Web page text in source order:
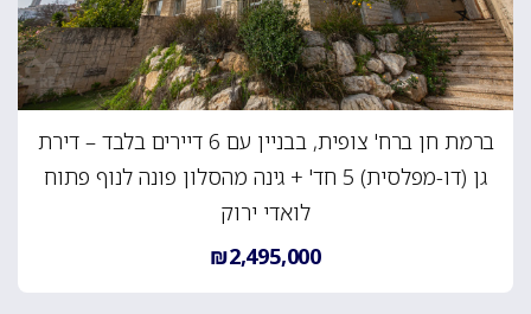
ברמת חן ברח' צופית, בבניין עם 6 דיירים בלבד – דירת
גן (דו-מפלסית) 5 חד' + גינה מהסלון פונה לנוף פתוח
לואדי ירוק
₪2,495,000